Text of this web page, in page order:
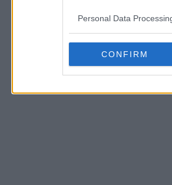
Personal Data
CONFIRM